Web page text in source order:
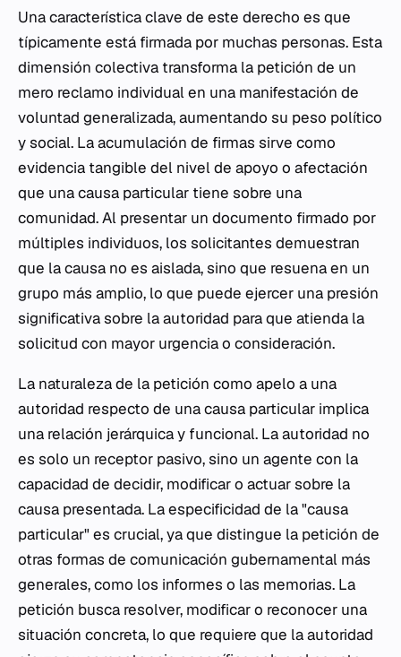
Una característica clave de este derecho es que
típicamente está firmada por muchas personas. Esta
dimensión colectiva transforma la petición de un
mero reclamo individual en una manifestación de
voluntad generalizada, aumentando su peso político
y social. La acumulación de firmas sirve como
evidencia tangible del nivel de apoyo o afectación
que una causa particular tiene sobre una
comunidad. Al presentar un documento firmado por
múltiples individuos, los solicitantes demuestran
que la causa no es aislada, sino que resuena en un
grupo más amplio, lo que puede ejercer una presión
significativa sobre la autoridad para que atienda la
solicitud con mayor urgencia o consideración.
La naturaleza de la petición como apelo a una
autoridad respecto de una causa particular implica
una relación jerárquica y funcional. La autoridad no
es solo un receptor pasivo, sino un agente con la
capacidad de decidir, modificar o actuar sobre la
causa presentada. La especificidad de la "causa
particular" es crucial, ya que distingue la petición de
otras formas de comunicación gubernamental más
generales, como los informes o las memorias. La
petición busca resolver, modificar o reconocer una
situación concreta, lo que requiere que la autoridad